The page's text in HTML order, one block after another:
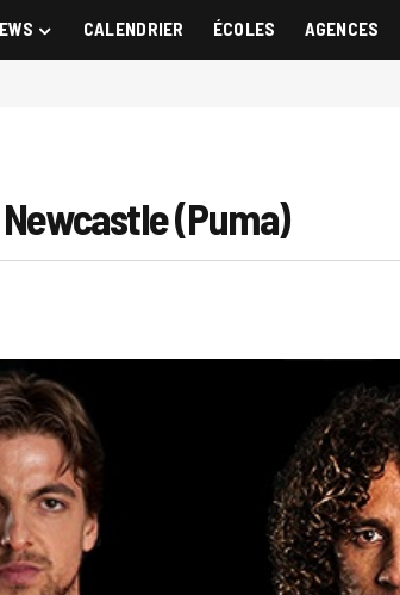
CALENDRIER ÉCOLES AGENCES
(Puma)